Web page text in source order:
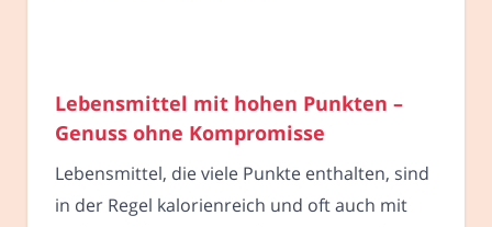
Lebensmittel mit hohen Punkten –
Genuss ohne Kompromisse
Lebensmittel, die viele Punkte enthalten, sind
in der Regel kalorienreich und oft auch mit